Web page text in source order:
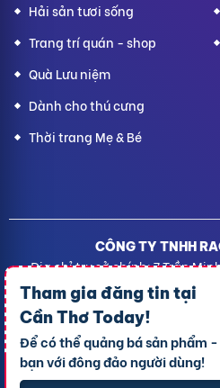
Tham gia đăng tin tại
Cần Thơ Today!
Để có thể quảng bá sản phẩm
bạn với đông đảo người dùng!
Hải sản tươi sống
Trang trí quán - shop
Quà Lưu niệm
Dành cho thú cưng
Thời trang Mẹ & Bé
CÔNG TY TNHH
Địa chỉ trụ sở chính: 7 Trần
Cần Thơ
Giấy CNĐKDN: 1801717351 –
quan cấp: Phòng Đăng ký kinh
Đầu tư TP.
Liên hệ hỗ trợ-